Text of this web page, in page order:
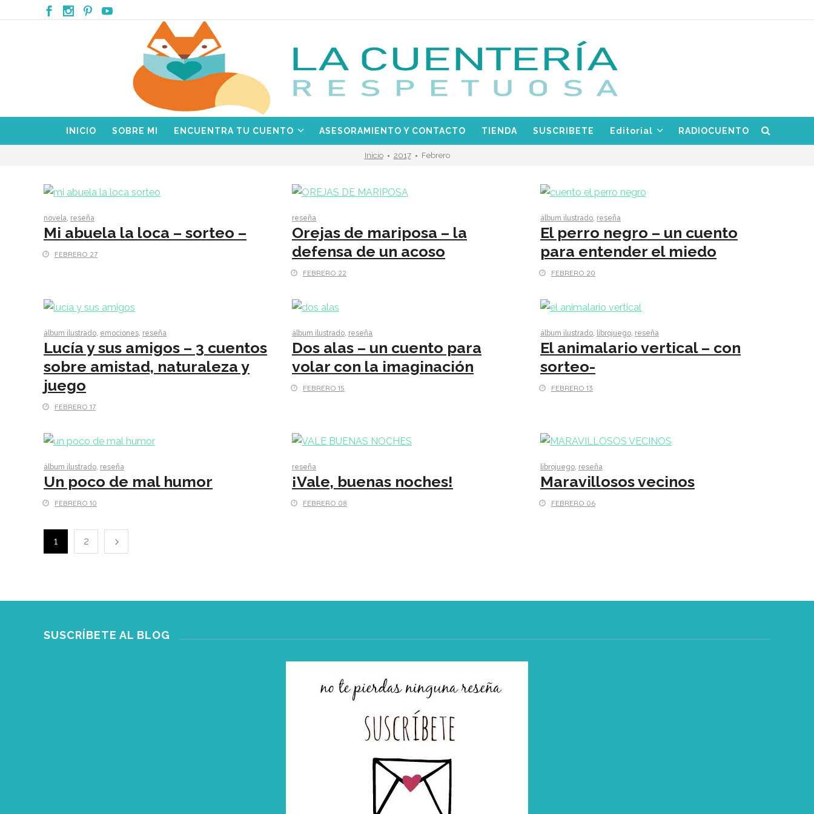
INICIO SOBRE MI ENCUENTRA TU CUENTO ASESORAMIENTO Y CONTACTO TIENDA SUSCRIBETE Editorial RADIOCUENTO
Inicio 2017 Febrero
novela, reseña
Mi abuela la loca – sorteo –
FEBRERO 27
reseña
Orejas de mariposa – la
defensa de un acoso
FEBRERO 22
álbum ilustrado, reseña
El perro negro – un cuento
para entender el miedo
FEBRERO 20
álbum ilustrado, emociones, reseña
Lucía y sus amigos – 3 cuentos
sobre amistad, naturaleza y
juego
FEBRERO 17
álbum ilustrado, reseña
Dos alas – un cuento para
volar con la imaginación
FEBRERO 15
álbum ilustrado, librojuego, reseña
El animalario vertical – con
sorteo-
FEBRERO 13
álbum ilustrado, reseña
Un poco de mal humor
FEBRERO 10
reseña
¡Vale, buenas noches!
FEBRERO 08
librojuego, reseña
Maravillosos vecinos
FEBRERO 06
1 2
SUSCRÍBETE AL BLOG